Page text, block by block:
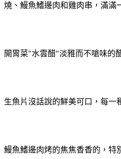
燒、鰻魚鰭邊肉和雞肉串，滿滿
開胃菜"水雲醋"淡雅而不嗆味的
生魚片沒話說的鮮美可口，每一
鰻魚鰭邊肉烤的焦焦香香的，特